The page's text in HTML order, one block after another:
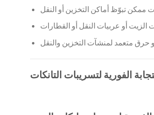
الفورية لتسريبات التانكات